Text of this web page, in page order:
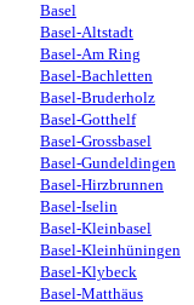
Basel
Basel-Altstadt
Basel-Am Ring
Basel-Bachletten
Basel-Bruderholz
Basel-Gotthelf
Basel-Grossbasel
Basel-Gundeldingen
Basel-Hirzbrunnen
Basel-Iselin
Basel-Kleinbasel
Basel-Kleinhüningen
Basel-Klybeck
Basel-Matthäus